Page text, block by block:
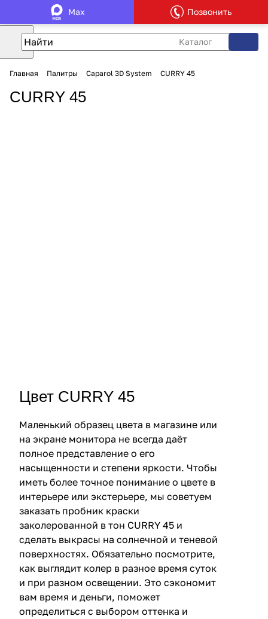
Каталог
Главная Палитры Caparol 3D System CURRY 45
CURRY 45
Цвет CURRY 45
Маленький образец цвета в магазине или
на экране монитора не всегда даёт
полное представление о его
насыщенности и степени яркости. Чтобы
иметь более точное понимание о цвете в
интерьере или экстерьере, мы советуем
заказать пробник краски
заколерованной в тон CURRY 45 и
сделать выкрасы на солнечной и теневой
поверхностях. Обязательно посмотрите,
как выглядит колер в разное время суток
и при разном освещении. Это сэкономит
вам время и деньги, поможет
определиться с выбором оттенка и
Max Позвонить